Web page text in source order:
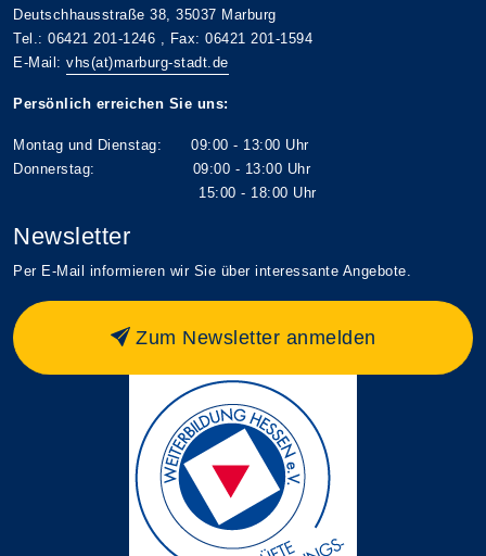
Deutschhausstraße 38, 35037 Marburg
Tel.: 06421 201-1246 , Fax: 06421 201-1594
E-Mail: vhs(at)marburg-stadt.de
Persönlich erreichen Sie uns:
Montag und Dienstag: 09:00 - 13:00 Uhr
Donnerstag: 09:00 - 13:00 Uhr
15:00 - 18:00 Uhr
Newsletter
Per E-Mail informieren wir Sie über interessante Angebote.
Zum Newsletter anmelden